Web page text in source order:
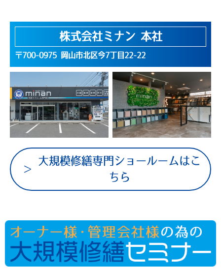
株式会社ミナン 本社
〒700-0975 岡山市北区今7丁目22-22
大規模修繕専門ショールームはこ
ちら